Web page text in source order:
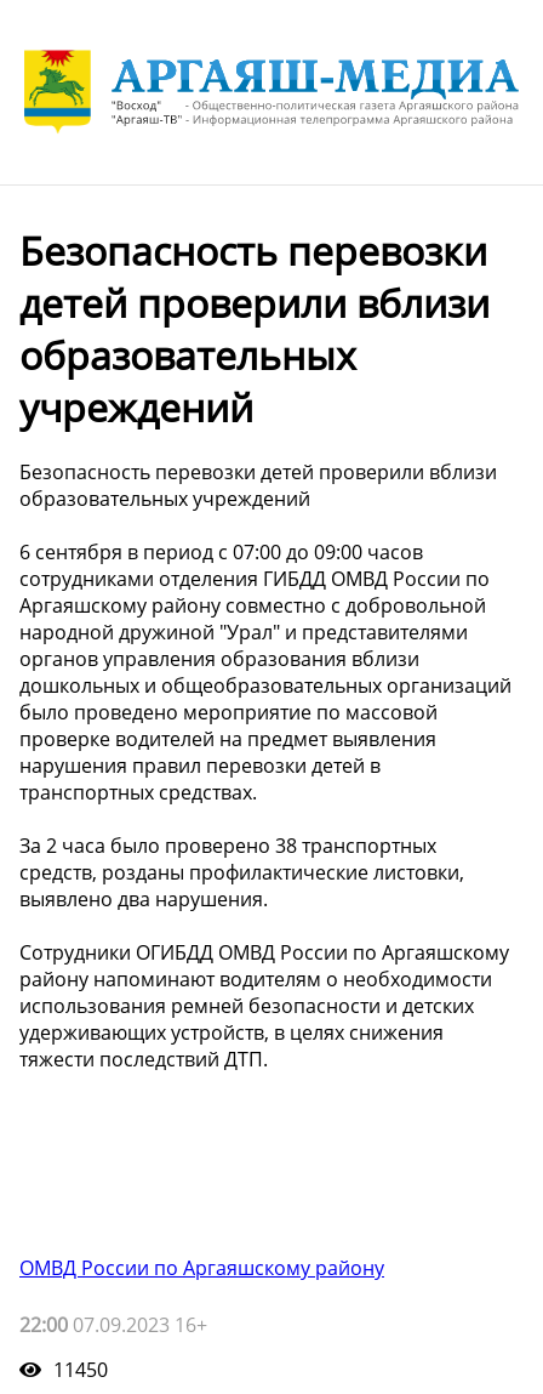
Безопасность перевозки
детей проверили вблизи
образовательных
учреждений
Безопасность перевозки детей проверили вблизи
образовательных учреждений
6 сентября в период с 07:00 до 09:00 часов
сотрудниками отделения ГИБДД ОМВД России по
Аргаяшскому району совместно с добровольной
народной дружиной "Урал" и представителями
органов управления образования вблизи
дошкольных и общеобразовательных организаций
было проведено мероприятие по массовой
проверке водителей на предмет выявления
нарушения правил перевозки детей в
транспортных средствах.
За 2 часа было проверено 38 транспортных
средств, розданы профилактические листовки,
выявлено два нарушения.
Сотрудники ОГИБДД ОМВД России по Аргаяшскому
району напоминают водителям о необходимости
использования ремней безопасности и детских
удерживающих устройств, в целях снижения
тяжести последствий ДТП.
ОМВД России по Аргаяшскому району
22:00 07.09.2023 16+
11450